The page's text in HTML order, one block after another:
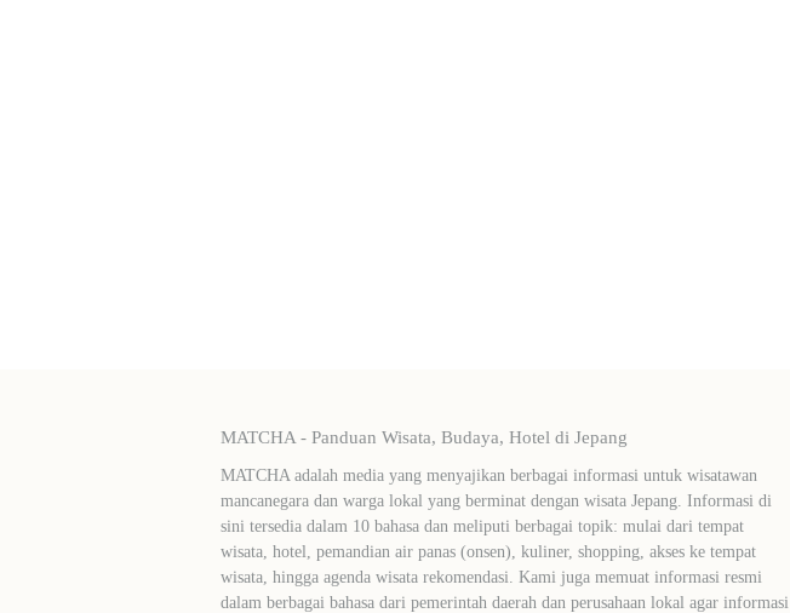
MATCHA - Panduan Wisata, Budaya, Hotel di Jepang
MATCHA adalah media yang menyajikan berbagai informasi untuk wisatawan
mancanegara dan warga lokal yang berminat dengan wisata Jepang. Informasi di
sini tersedia dalam 10 bahasa dan meliputi berbagai topik: mulai dari tempat
wisata, hotel, pemandian air panas (onsen), kuliner, shopping, akses ke tempat
wisata, hingga agenda wisata rekomendasi. Kami juga memuat informasi resmi
dalam berbagai bahasa dari pemerintah daerah dan perusahaan lokal agar informasi